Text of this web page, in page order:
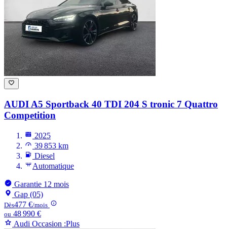
AUDI A5 Sportback 40 TDI 204 S tronic 7 Quattro
Competition
2025
39 853 km
Diesel
Automatique
Garantie 12 mois
Gap (05)
Dès477 €/mois
ou 48 990 €
Audi Occasion :Plus